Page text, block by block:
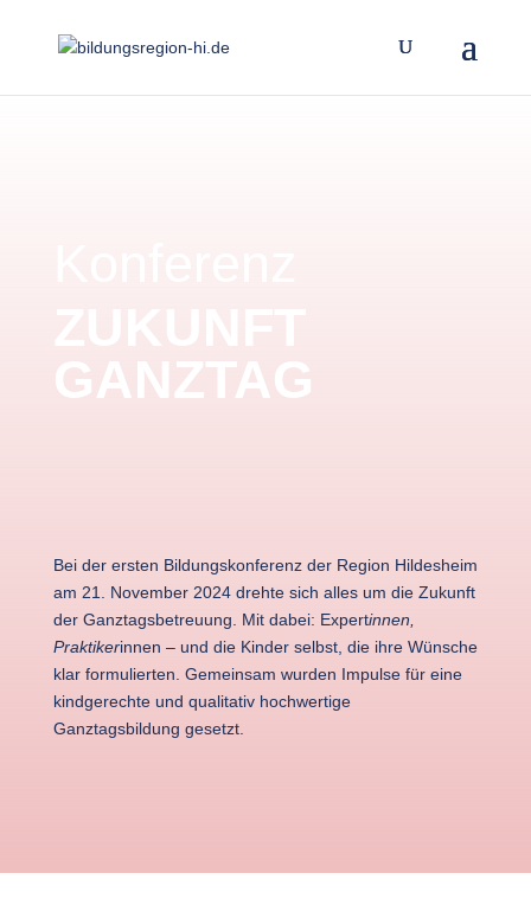
GANZTAG
Bei der ersten Bildungskonferenz der Region Hildesheim
am 21. November 2024 drehte sich alles um die Zukunft
der Ganztagsbetreuung. Mit dabei: Expertinnen,
Praktikerinnen – und die Kinder selbst, die ihre Wünsche
klar formulierten. Gemeinsam wurden Impulse für eine
kindgerechte und qualitativ hochwertige
Ganztagsbildung gesetzt.